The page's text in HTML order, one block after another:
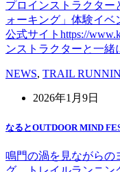
プロインストラクター
ォーキング」体験イベ
公式サイトhttps://
ンストラクターと一
NEWS, TRAIL
2026年1月9日
なるとOUTDOOR MIND
鳴門の渦を見ながらの